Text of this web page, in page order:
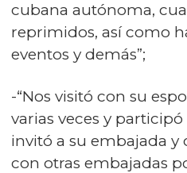
cubana autónoma,
reprimidos, así como
eventos y demás”;
-“Nos visitó con su
varias veces y
invitó a su embajada
con otras embajadas